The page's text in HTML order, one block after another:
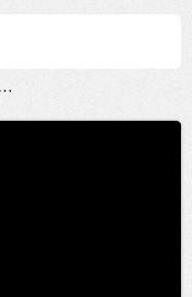
大班社会《中国筷》 探索筷子文化